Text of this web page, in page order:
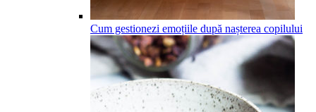
Cum gestionezi emoțiile după nașterea copilului